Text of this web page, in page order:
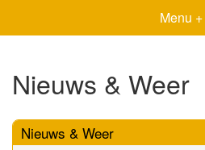
Menu +
Nieuws & Weer
Nieuws & Weer